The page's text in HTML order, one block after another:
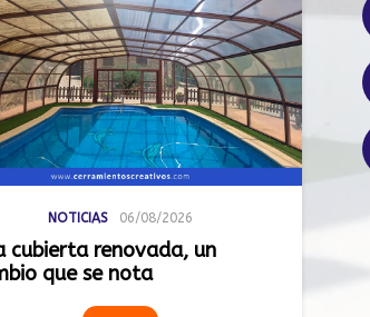
NOTICIAS 06/08/2026
cubierta renovada, un
que se nota